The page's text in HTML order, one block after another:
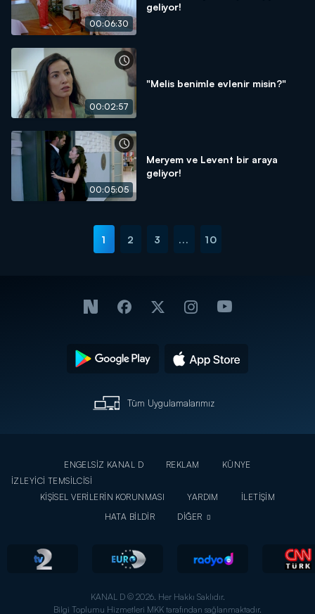
00:06:30
geliyor!
00:02:57
"Melis benimle evlenir misin?"
00:05:05
Meryem ve Levent bir araya
geliyor!
1 2 3 ... 10
Tüm Uygulamalarımız
ENGELSİZ KANAL D REKLAM
KÜNYE
İZLEYİCİ TEMSİLCİSİ
KİŞİSEL VERİLERİN KORUNMASI
YARDIM
İLETİŞİM
HATA BİLDİR
DİĞER
KANAL D © 2026. Her Hakkı Saklıdır.
Bilgi Toplumu Hizmetleri MKK tarafından sağlanmaktadır.